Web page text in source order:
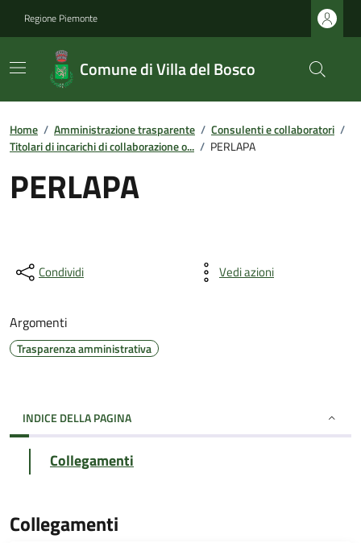
Regione Piemonte
Comune di Villa del Bosco
Home / Amministrazione trasparente / Consulenti e collaboratori /
Titolari di incarichi di collaborazione o... / PERLAPA
PERLAPA
Condividi Vedi azioni
Argomenti
Trasparenza amministrativa
INDICE DELLA PAGINA
Collegamenti
Collegamenti